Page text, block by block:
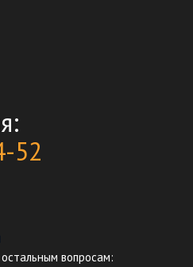
52
вопросам: